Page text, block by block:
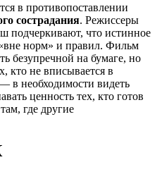
в противопоставлении
сострадания. Режиссеры
подчеркивают, что истинное
норм» и правил. Фильм
безупречной на бумаге, но
кто не вписывается в
в необходимости видеть
ценность тех, кто готов
где другие